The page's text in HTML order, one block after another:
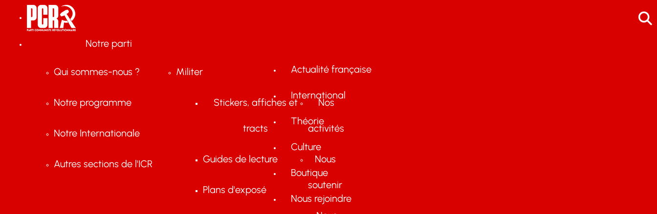
Notre parti
Qui sommes-nous ?
Notre programme
Notre Internationale
Autres sections de l'ICR
Militer
Stickers, affiches et
tracts
Guides de lecture
Plans d'exposé
Nos
activités
Nous
soutenir
Actualité française
International
Théorie
Culture
Boutique
Nous rejoindre